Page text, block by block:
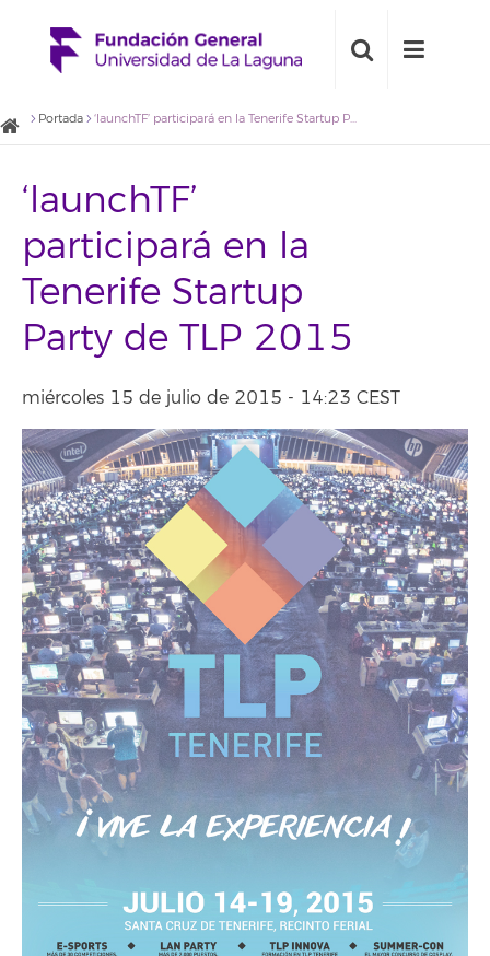
Portada ‘launchTF’ participará en la Tenerife Startup Party de TLP 2015
‘launchTF’
participará en la
Tenerife Startup
Party de TLP 2015
miércoles 15 de julio de 2015 - 14:23 CEST